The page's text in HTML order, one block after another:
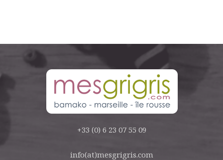
+33 (0) 6 23 07 55 09
info(at)mesgrigris.com